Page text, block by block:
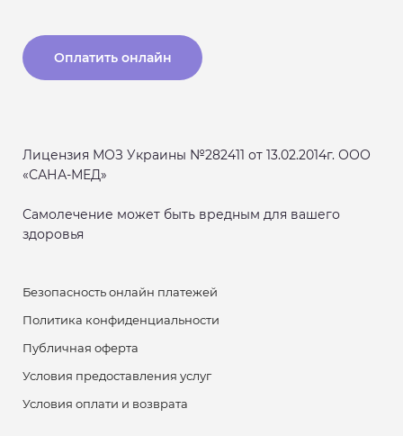
Оплатить онлайн
Лицензия МОЗ Украины №282411 от 13.02.2014г. ООО
«САНА-МЕД»
Самолечение может быть вредным для вашего
здоровья
Безопасность онлайн платежей
Политика конфиденциальности
Публичная оферта
Условия предоставления услуг
Условия оплати и возврата